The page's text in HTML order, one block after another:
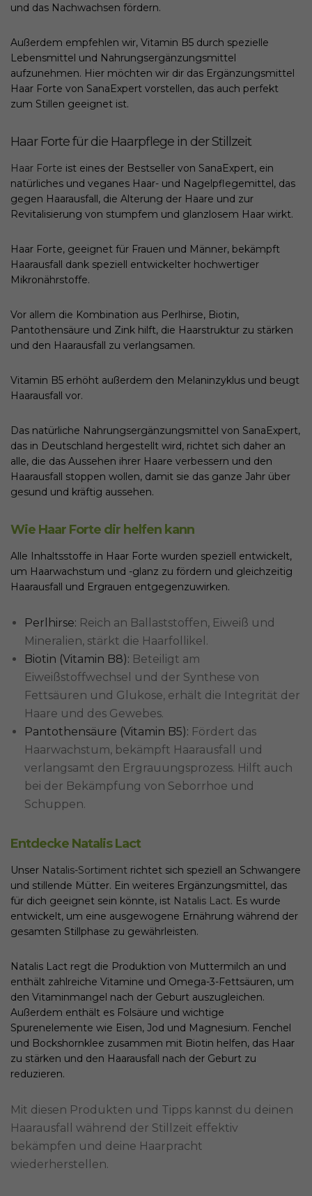
und das Nachwachsen fördern.
Außerdem empfehlen wir, Vitamin B5 durch spezielle
Lebensmittel und Nahrungsergänzungsmittel
aufzunehmen. Hier möchten wir dir das Ergänzungsmittel
Haar Forte von SanaExpert vorstellen, das auch perfekt
zum Stillen geeignet ist.
Haar Forte für die Haarpflege in der Stillzeit
Haar Forte ist eines der Bestseller von SanaExpert, ein
natürliches und veganes Haar- und Nagelpflegemittel, das
gegen Haarausfall, die Alterung der Haare und zur
Revitalisierung von stumpfem und glanzlosem Haar wirkt.
Haar Forte, geeignet für Frauen und Männer, bekämpft
Haarausfall dank speziell entwickelter hochwertiger
Mikronährstoffe.
Vor allem die Kombination aus Perlhirse, Biotin,
Pantothensäure und Zink hilft, die Haarstruktur zu stärken
und den Haarausfall zu verlangsamen.
Vitamin B5 erhöht außerdem den Melaninzyklus und beugt
Haarausfall vor.
Das natürliche Nahrungsergänzungsmittel von SanaExpert,
das in Deutschland hergestellt wird, richtet sich daher an
alle, die das Aussehen ihrer Haare verbessern und den
Haarausfall stoppen wollen, damit sie das ganze Jahr über
gesund und kräftig aussehen.
Wie Haar Forte dir helfen kann
Alle Inhaltsstoffe in Haar Forte wurden speziell entwickelt,
um Haarwachstum und -glanz zu fördern und gleichzeitig
Haarausfall und Ergrauen entgegenzuwirken.
Perlhirse: Reich an Ballaststoffen, Eiweiß und
Mineralien, stärkt die Haarfollikel.
Biotin (Vitamin B8): Beteiligt am
Eiweißstoffwechsel und der Synthese von
Fettsäuren und Glukose, erhält die Integrität der
Haare und des Gewebes.
Pantothensäure (Vitamin B5): Fördert das
Haarwachstum, bekämpft Haarausfall und
verlangsamt den Ergrauungsprozess. Hilft auch
bei der Bekämpfung von Seborrhoe und
Schuppen.
Entdecke Natalis Lact
Unser Natalis-Sortiment richtet sich speziell an Schwangere
und stillende Mütter. Ein weiteres Ergänzungsmittel, das
für dich geeignet sein könnte, ist Natalis Lact. Es wurde
entwickelt, um eine ausgewogene Ernährung während der
gesamten Stillphase zu gewährleisten.
Natalis Lact regt die Produktion von Muttermilch an und
enthält zahlreiche Vitamine und Omega-3-Fettsäuren, um
den Vitaminmangel nach der Geburt auszugleichen.
Außerdem enthält es Folsäure und wichtige
Spurenelemente wie Eisen, Jod und Magnesium. Fenchel
und Bockshornklee zusammen mit Biotin helfen, das Haar
zu stärken und den Haarausfall nach der Geburt zu
reduzieren.
Mit diesen Produkten und Tipps kannst du deinen
Haarausfall während der Stillzeit effektiv
bekämpfen und deine Haarpracht
wiederherstellen.